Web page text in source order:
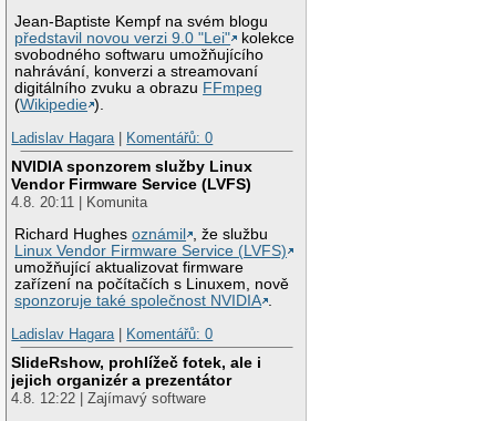
Jean-Baptiste Kempf na svém blogu
představil novou verzi 9.0 "Lei"
kolekce
svobodného softwaru umožňujícího
nahrávání, konverzi a streamovaní
digitálního zvuku a obrazu FFmpeg
(Wikipedie ).
Ladislav Hagara
Komentářů: 0
NVIDIA sponzorem služby Linux
Vendor Firmware Service (LVFS)
4.8. 20:11 | Komunita
Richard Hughesoznámil
, že službu
Linux Vendor Firmware Service (LVFS)
umožňující aktualizovat firmware
zařízení na počítačích s Linuxem, nově
sponzoruje také společnost NVIDIA .
Ladislav Hagara | Komentářů: 0
SlideRshow, prohlížeč fotek, ale i
jejich organizér a prezentátor
4.8. 12:22 | Zajímavý software